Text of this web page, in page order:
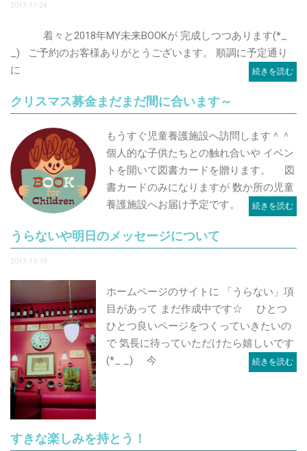
2017-11-24
着々と2018年MY未来BOOKが 完成しつつあります(*_
_) ご予約のお客様ありがとうございます。 順調に予定通り
に
続きを読む
クリスマス募金まだまだ間に合います～
もうすぐ児童養護施設へ訪問します＾＾
個人的な子供たちとの触れ合いや イベン
トを開いて図書カードを贈ります。 図
書カードのみになりますが 数か所の児童
養護施設へお届け予定です。
続きを読む
うらないや明日のメッセージについて
2017-11-19
ホームページのサイトに 「うらない」項
目があって まだ作成中です☆ ひとつ
ひとつ良いページをつくっていきたいの
で 気長に待っていただけたら嬉しいです
(*_ _) 今
続きを読む
すきな楽しみを持とう！